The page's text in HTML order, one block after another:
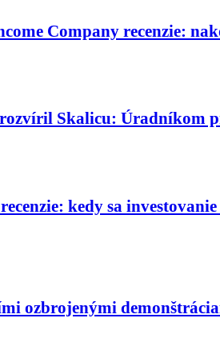
Company recenzie:
Skalicu: Úradníkom
kedy sa investovanie
ozbrojenými